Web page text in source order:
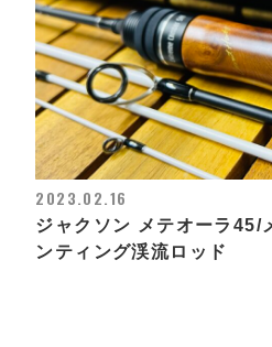
2023.02.16
ジャクソン メテオーラ45/
ンティング渓流ロッド